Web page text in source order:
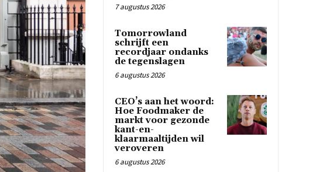
7 augustus 2026
Tomorrowland
schrijft een
recordjaar ondanks
de tegenslagen
6 augustus 2026
CEO’s aan het woord:
Hoe Foodmaker de
markt voor gezonde
kant-en-
klaarmaaltijden wil
veroveren
6 augustus 2026